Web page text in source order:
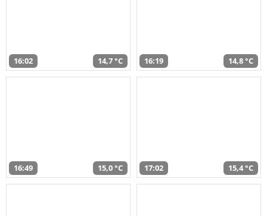
16:02 14,7 °C 16:19 14,8 °C
16:49 15,0 °C 17:02 15,4 °C